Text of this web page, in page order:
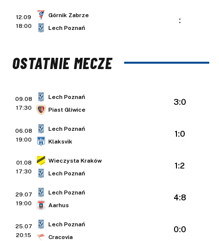
12.09
18:00
Górnik Zabrze
Lech Poznań
:
OSTATNIE MECZE
09.08
17:30
Lech Poznań
Piast Gliwice
3:0
06.08
19:00
Lech Poznań
Klaksvik
1:0
01.08
17:30
Wieczysta Kraków
Lech Poznań
1:2
29.07
19:00
Lech Poznań
Aarhus
4:8
25.07
20:15
Lech Poznań
Cracovia
0:0